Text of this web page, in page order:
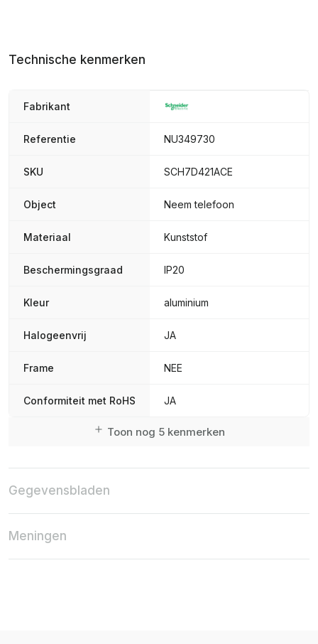
Technische kenmerken
Fabrikant
Referentie NU349730
SKU SCH7D421ACE
Object Neem telefoon
Materiaal Kunststof
Beschermingsgraad IP20
Kleur aluminium
Halogeenvrij JA
Frame NEE
Conformiteit met RoHS JA
Toon nog 5 kenmerken
Gegevensbladen
Meningen